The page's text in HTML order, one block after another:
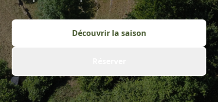
Découvrir la saison